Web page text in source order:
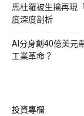
馬杜羅被生擒再現
度深度剖析
AI分身創40億美元
工業革命？
投資專欄